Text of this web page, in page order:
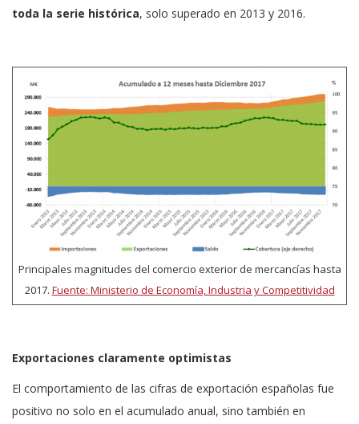
toda la serie histórica, solo superado en 2013 y 2016.
Principales magnitudes del comercio exterior de mercancías hasta
2017. Fuente: Ministerio de Economía, Industria y Competitividad
Exportaciones claramente optimistas
El comportamiento de las cifras de exportación españolas fue
positivo no solo en el acumulado anual, sino también en